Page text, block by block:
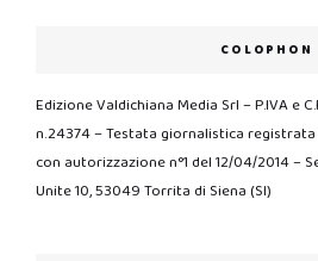
COLOPHON
Edizione Valdichiana Media Srl – P.IVA e
n.24374 – Testata giornalistica
con autorizzazione n°1 del 12/04/2014 –
Unite 10, 53049 Torrita di Siena (SI)